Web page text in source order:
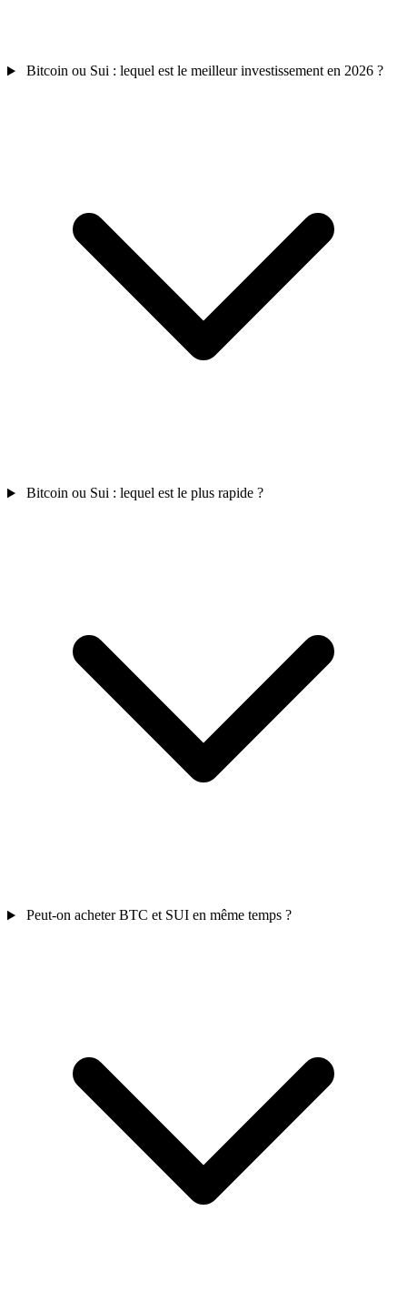
Bitcoin ou Sui : lequel est le meilleur investissement en 2026 ?
Bitcoin ou Sui : lequel est le plus rapide ?
Peut-on acheter BTC et SUI en même temps ?